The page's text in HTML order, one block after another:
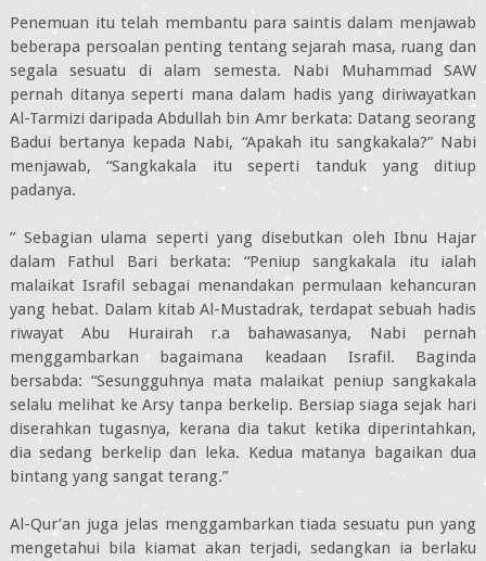
Penemuan itu telah membantu para saintis dalam menjawab
beberapa persoalan penting tentang sejarah masa, ruang dan
segala sesuatu di alam semesta. Nabi Muhammad SAW
pernah ditanya seperti mana dalam hadis yang diriwayatkan
Al-Tarmizi daripada Abdullah bin Amr berkata: Datang seorang
Badui bertanya kepada Nabi, “Apakah itu sangkakala?” Nabi
menjawab, “Sangkakala itu seperti tanduk yang ditiup
padanya.
” Sebagian ulama seperti yang disebutkan oleh Ibnu Hajar
dalam Fathul Bari berkata: “Peniup sangkakala itu ialah
malaikat Israfil sebagai menandakan permulaan kehancuran
yang hebat. Dalam kitab Al-Mustadrak, terdapat sebuah hadis
riwayat Abu Hurairah r.a bahawasanya, Nabi pernah
menggambarkan bagaimana keadaan Israfil. Baginda
bersabda: “Sesungguhnya mata malaikat peniup sangkakala
selalu melihat ke Arsy tanpa berkelip. Bersiap siaga sejak hari
diserahkan tugasnya, kerana dia takut ketika diperintahkan,
dia sedang berkelip dan leka. Kedua matanya bagaikan dua
bintang yang sangat terang.”
Al-Qur’an juga jelas menggambarkan tiada sesuatu pun yang
mengetahui bila kiamat akan terjadi, sedangkan ia berlaku